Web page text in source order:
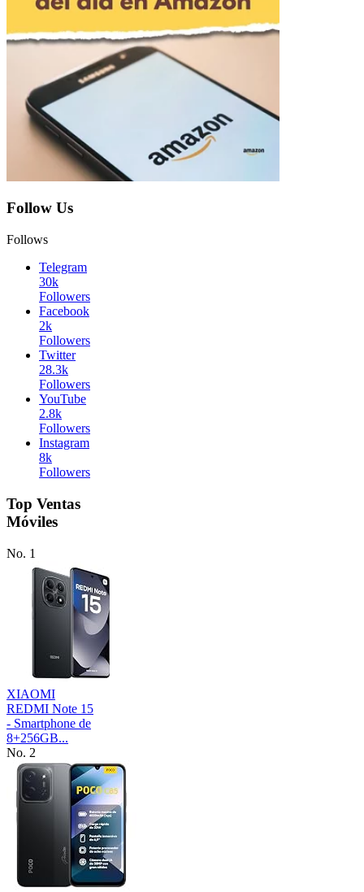
Follow Us
Follows
Telegram
30k
Followers
Facebook
2k
Followers
Twitter
28.3k
Followers
YouTube
2.8k
Followers
Instagram
8k
Followers
Top Ventas
Móviles
No. 1
XIAOMI
REDMI Note 15
- Smartphone de
8+256GB...
No. 2